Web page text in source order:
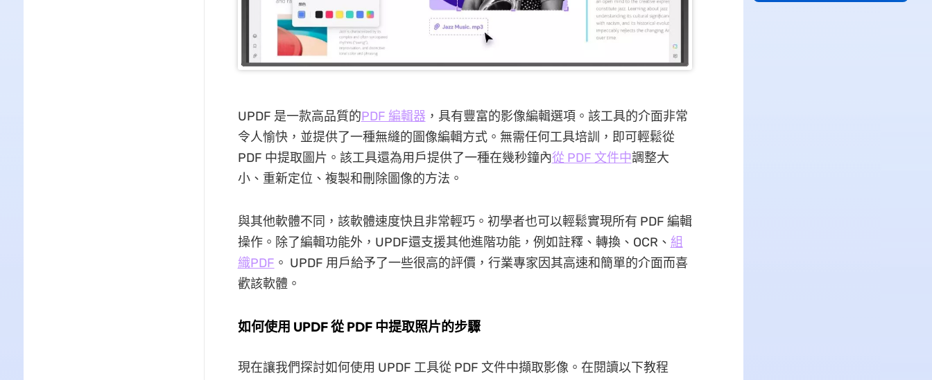
UPDF 是一款高品質的PDF 編輯器 ，具有豐富的影像編輯選項。該工具的介面非常
令人愉快，並提供了一種無縫的圖像編輯方式。無需任何工具培訓，即可輕鬆從
PDF 中提取圖片。該工具還為用戶提供了一種在幾秒鐘內從 PDF 文件中調整大
小、重新定位、複製和刪除圖像的方法。
與其他軟體不同，該軟體速度快且非常輕巧。初學者也可以輕鬆實現所有 PDF 編輯
操作。除了編輯功能外，UPDF還支援其他進階功能，例如註釋、轉換、OCR、 組
織PDF 。 UPDF 用戶給予了一些很高的評價，行業專家因其高速和簡單的介面而喜
歡該軟體。
如何使用 UPDF 從 PDF 中提取照片的步驟
現在讓我們探討如何使用 UPDF 工具從 PDF 文件中擷取影像。在閱讀以下教程